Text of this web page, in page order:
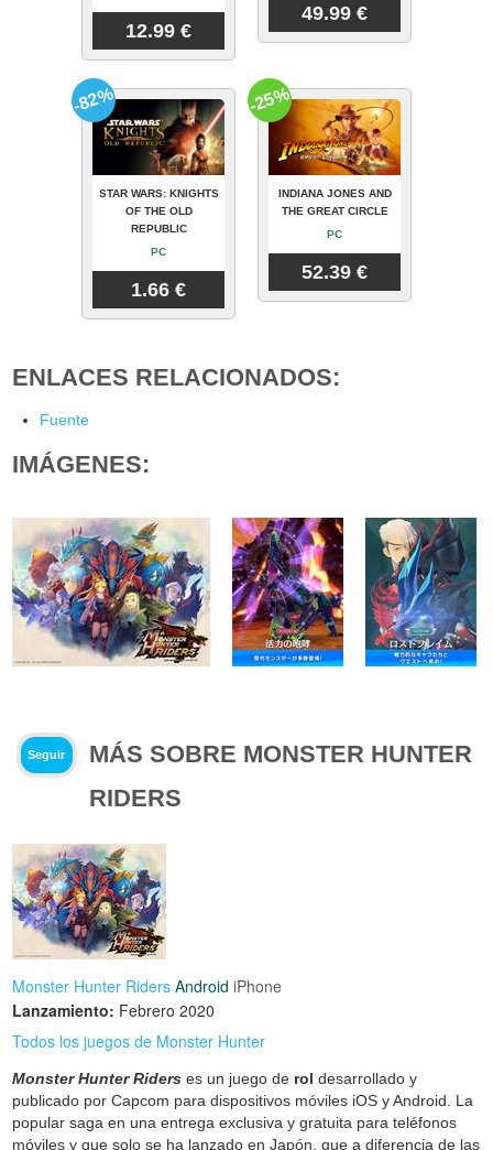
12.99 €
49.99 €
STAR WARS: KNIGHTS
OF THE OLD
REPUBLIC
PC
1.66 €
-82%
INDIANA JONES AND
THE GREAT CIRCLE
PC
52.39 €
-25%
ENLACES RELACIONADOS:
Fuente
IMÁGENES:
Seguir
MÁS SOBRE MONSTER HUNTER
RIDERS
Monster Hunter Riders Android iPhone
Lanzamiento: Febrero 2020
Todos los juegos de Monster Hunter
Monster Hunter Riders es un juego de rol desarrollado y
publicado por Capcom para dispositivos móviles iOS y Android. La
popular saga en una entrega exclusiva y gratuita para teléfonos
móviles y que solo se ha lanzado en Japón, que a diferencia de las